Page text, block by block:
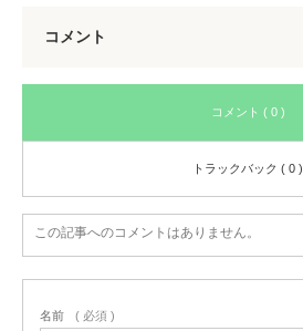
コメント
コメント ( 0 )
トラックバック ( 0 )
この記事へのコメントはありません。
名前 ( 必須 )